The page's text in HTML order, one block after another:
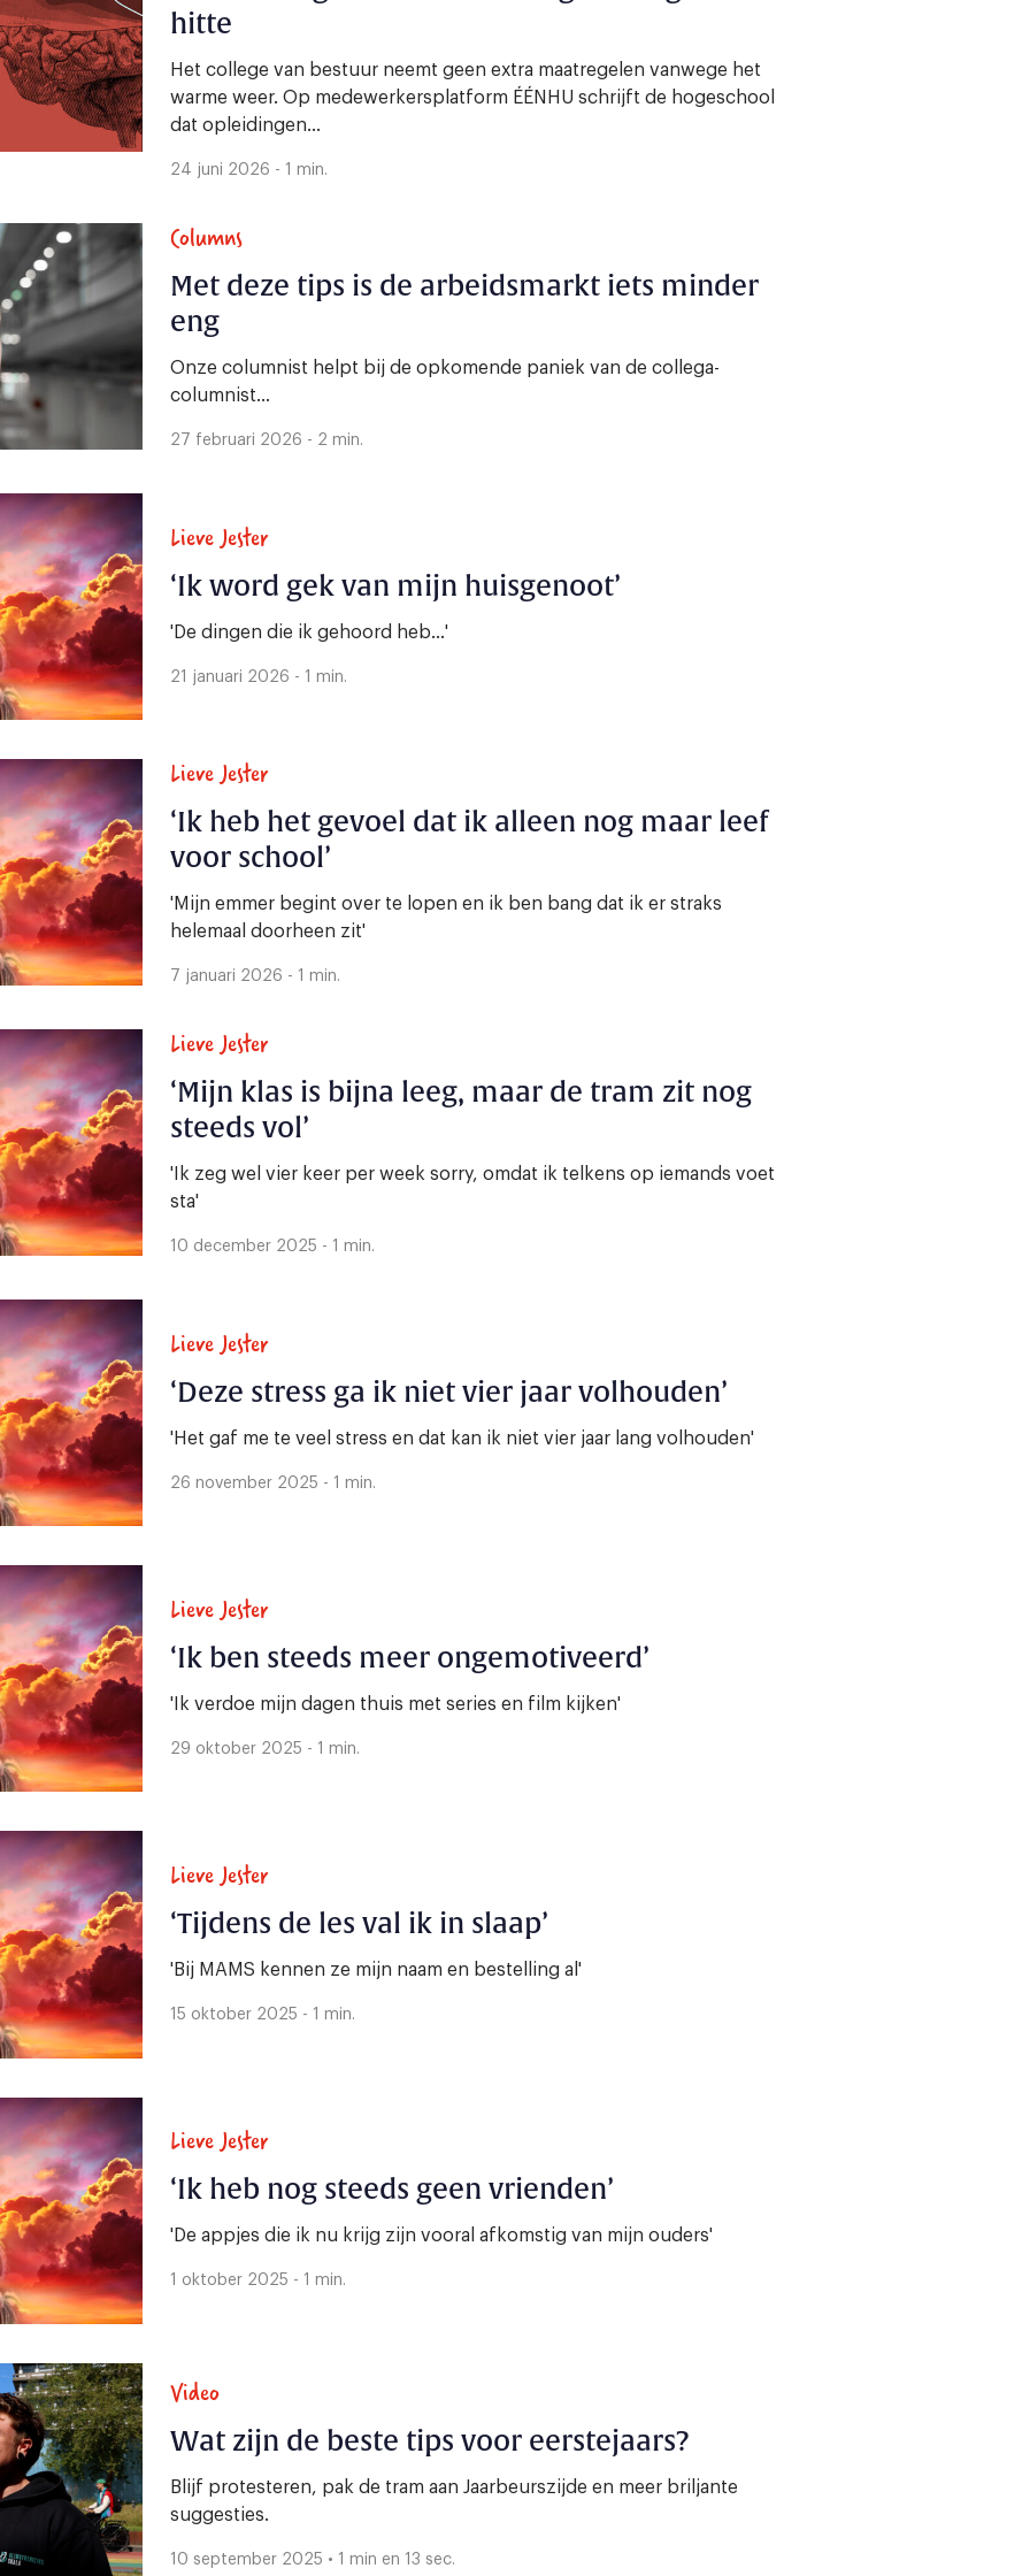
hitte
Het college van bestuur neemt geen extra maatregelen vanwege het
warme weer. Op medewerkersplatform ÉÉNHU schrijft de hogeschool
dat opleidingen...
24 juni 2026 - 1 min.
Columns
Met deze tips is de arbeidsmarkt iets minder
eng
Onze columnist helpt bij de opkomende paniek van de collega-
columnist...
27 februari 2026 - 2 min.
Lieve Jester
‘Ik word gek van mijn huisgenoot’
'De dingen die ik gehoord heb...'
21 januari 2026 - 1 min.
Lieve Jester
‘Ik heb het gevoel dat ik alleen nog maar leef
voor school’
'Mijn emmer begint over te lopen en ik ben bang dat ik er straks
helemaal doorheen zit'
7 januari 2026 - 1 min.
Lieve Jester
‘Mijn klas is bijna leeg, maar de tram zit nog
steeds vol’
'Ik zeg wel vier keer per week sorry, omdat ik telkens op iemands voet
sta'
10 december 2025 - 1 min.
Lieve Jester
‘Deze stress ga ik niet vier jaar volhouden’
'Het gaf me te veel stress en dat kan ik niet vier jaar lang volhouden'
26 november 2025 - 1 min.
Lieve Jester
‘Ik ben steeds meer ongemotiveerd’
'Ik verdoe mijn dagen thuis met series en film kijken'
29 oktober 2025 - 1 min.
Lieve Jester
‘Tijdens de les val ik in slaap’
'Bij MAMS kennen ze mijn naam en bestelling al'
15 oktober 2025 - 1 min.
Lieve Jester
‘Ik heb nog steeds geen vrienden’
'De appjes die ik nu krijg zijn vooral afkomstig van mijn ouders'
1 oktober 2025 - 1 min.
Video
Wat zijn de beste tips voor eerstejaars?
Blijf protesteren, pak de tram aan Jaarbeurszijde en meer briljante
suggesties.
10 september 2025 • 1 min en 13 sec.